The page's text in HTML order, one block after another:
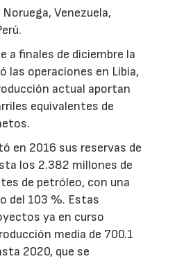
Venezuela,
a finales de diciembre la
las operaciones en Libia,
actual aportan
equivalentes de
en 2016 sus reservas de
los 2.382 millones de
de petróleo, con una
del 103 %. Estas
ya en curso
media de 700.1
2020, que se